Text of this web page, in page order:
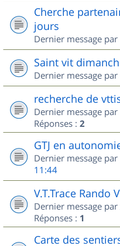
Cherche
jours
Dernier message par
Saint vit
Dernier message par
recherche de
Dernier message par
Réponses : 2
GTJ en
Dernier message par
11:44
V.T.Trace Rando
Dernier message par
Réponses : 1
Carte des